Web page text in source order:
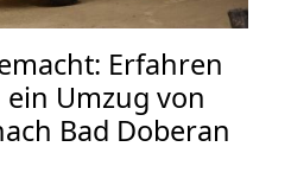
Erfahren
ein Umzug von
Bad Doberan